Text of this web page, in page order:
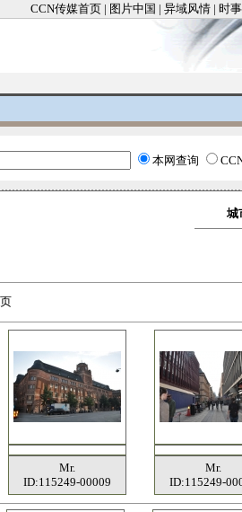
CCN传媒首页 | 图片中国 | 异域风情 | 时
本网查询
城
Mr.
ID:115249-00009
Mr.
ID:115249-